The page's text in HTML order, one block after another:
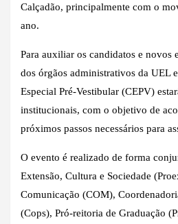
Calçadão, principalmente com o
ano.
Para auxiliar os candidatos e novos
dos órgãos administrativos da UEL
Especial Pré-Vestibular (CEPV)
institucionais, com o objetivo de
próximos passos necessários para
O evento é realizado de forma
Extensão, Cultura e Sociedade
Comunicação (COM),
(Cops), Pró-reitoria de Graduação